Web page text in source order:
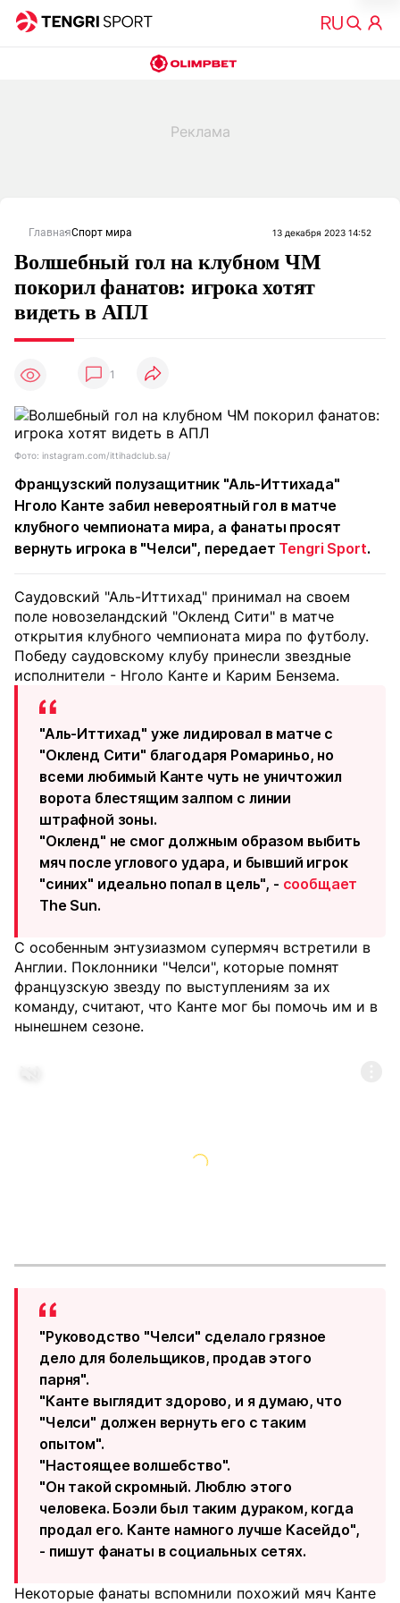
ГлавнаяСпорт мира 13 декабря 2023 14:52
Волшебный гол на клубном ЧМ
покорил фанатов: игрока хотят
видеть в АПЛ
1
Фото: instagram.com/ittihadclub.sa/
Французский полузащитник "Аль-Иттихада"
Нголо Канте забил невероятный гол в матче
клубного чемпионата мира, а фанаты просят
вернуть игрока в "Челси", передает Tengri Sport.
Саудовский "Аль-Иттихад" принимал на своем
поле новозеландский "Окленд Сити" в матче
открытия клубного чемпионата мира по футболу.
Победу саудовскому клубу принесли звездные
исполнители - Нголо Канте и Карим Бензема.
"Аль-Иттихад" уже лидировал в матче с
"Окленд Сити" благодаря Ромариньо, но
всеми любимый Канте чуть не уничтожил
ворота блестящим залпом с линии
штрафной зоны.
"Окленд" не смог должным образом выбить
мяч после углового удара, и бывший игрок
"синих" идеально попал в цель", - сообщает
The Sun.
С особенным энтузиазмом супермяч встретили в
Англии. Поклонники "Челси", которые помнят
французскую звезду по выступлениям за их
команду, считают, что Канте мог бы помочь им и в
нынешнем сезоне.
"Руководство "Челси" сделало грязное
дело для болельщиков, продав этого
парня".
"Канте выглядит здорово, и я думаю, что
"Челси" должен вернуть его с таким
опытом".
"Настоящее волшебство".
"Он такой скромный. Люблю этого
человека. Боэли был таким дураком, когда
продал его. Канте намного лучше Касейдо",
- пишут фанаты в социальных сетях.
Некоторые фанаты вспомнили похожий мяч Канте